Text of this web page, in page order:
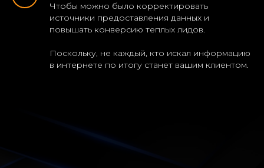
Чтобы можно было корректировать
источники предоставления данных и
повышать конверсию теплых лидов.
Поскольку, не каждый, кто искал информацию
в интернете по итогу станет вашим клиентом.